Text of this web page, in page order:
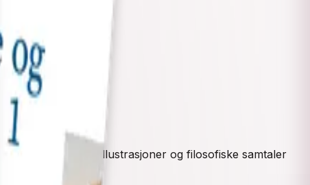
åpner med illustrasjoner og filosofiske samtaler